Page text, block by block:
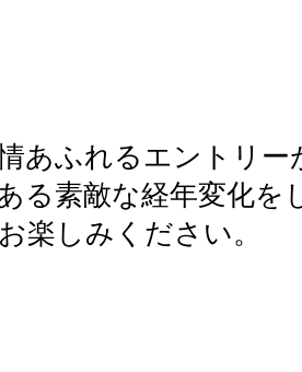
あふれるエントリー
る素敵な経年変化を
楽しみください。